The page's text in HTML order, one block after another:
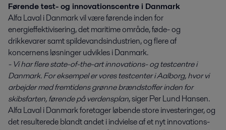
Førende test- og innovationscentre i Danmark
Alfa Laval i Danmark vil være førende inden for
energieffektivisering, det maritime område, føde- og
drikkevarer samt spildevandsindustrien, og flere af
koncernens løsninger udvikles i Danmark.
- Vi har flere state-of-the-art innovations- og testcentre i
Danmark. For eksempel er vores testcenter i Aalborg, hvor vi
arbejder med fremtidens grønne brændstoffer inden for
skibsfarten, førende på verdensplan, siger Per Lund Hansen.
Alfa Laval i Danmark foretager løbende store investeringer, og
det resulterede blandt andet i indvielse af et nyt innovations-